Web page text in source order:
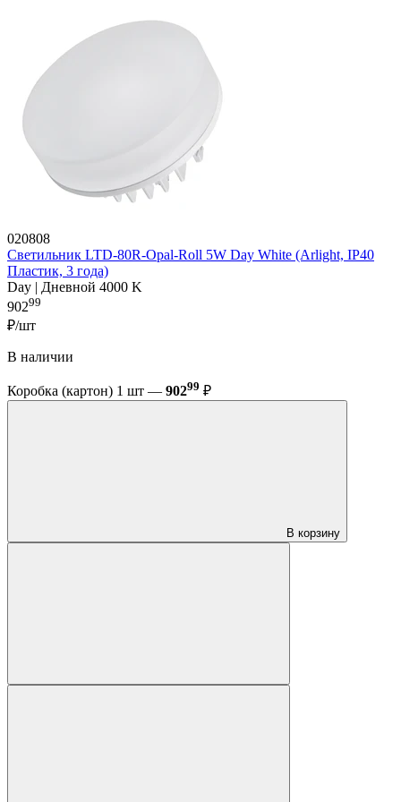
020808
Светильник LTD-80R-Opal-Roll 5W Day White (Arlight, IP40
Пластик, 3 года)
Day | Дневной 4000 K
90299
₽/шт
В наличии
Коробка (картон) 1 шт — 90299 ₽
В корзину